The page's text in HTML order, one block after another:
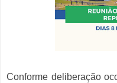
Conforme deliberação